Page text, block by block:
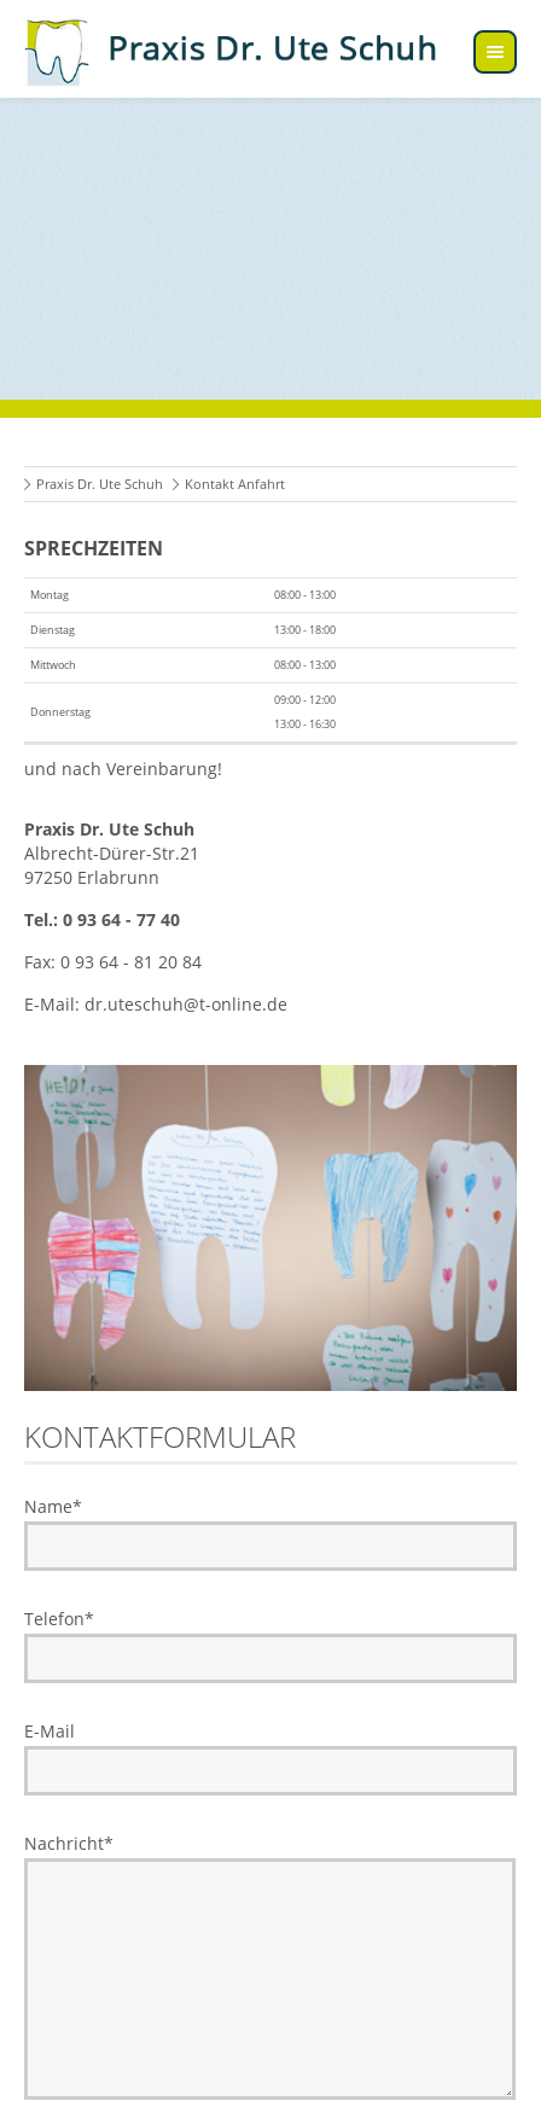
Praxis Dr. Ute Schuh Kontakt Anfahrt
SPRECHZEITEN
Montag 08:00 - 13:00
Dienstag 13:00 - 18:00
Mittwoch 08:00 - 13:00
Donnerstag
09:00 - 12:00
13:00 - 16:30
und nach Vereinbarung!
Praxis Dr. Ute Schuh
Albrecht-Dürer-Str.21
97250 Erlabrunn
Tel.: 0 93 64 - 77 40
Fax: 0 93 64 - 81 20 84
E-Mail: dr.uteschuh@t-online.de
KONTAKTFORMULAR
Name*
Telefon*
E-Mail
Nachricht*